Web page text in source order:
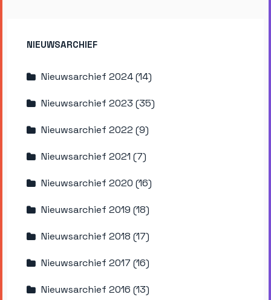
NIEUWSARCHIEF
Nieuwsarchief 2024 (14)
Nieuwsarchief 2023 (35)
Nieuwsarchief 2022 (9)
Nieuwsarchief 2021 (7)
Nieuwsarchief 2020 (16)
Nieuwsarchief 2019 (18)
Nieuwsarchief 2018 (17)
Nieuwsarchief 2017 (16)
Nieuwsarchief 2016 (13)